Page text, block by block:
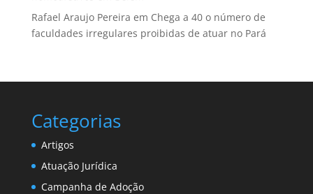
Rafael Araujo Pereira em Chega a 40 o número de
faculdades irregulares proibidas de atuar no Pará
Categorias
Artigos
Atuação Jurídica
Campanha de Adoção